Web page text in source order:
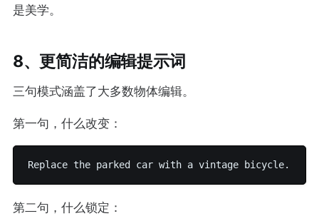
是美学。
8、更简洁的编辑提示词
三句模式涵盖了大多数物体编辑。
第一句，什么改变：
第二句，什么锁定：